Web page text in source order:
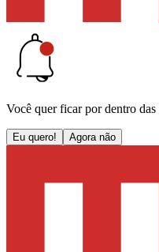
Você quer ficar por dentro
Eu quero! Agora não